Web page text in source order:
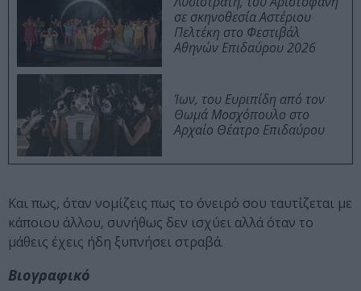
σε σκηνοθεσία Αστέριου
Πελτέκη στο Φεστιβάλ
Αθηνών Επιδαύρου 2026
Ίων, του Ευριπίδη από τον
Θωμά Μοσχόπουλο στο
Αρχαίο Θέατρο Επιδαύρου
Και πως, όταν νομίζεις πως το όνειρό σου ταυτίζεται με
κάποιου άλλου, συνήθως δεν ισχύει αλλά όταν το
μάθεις έχεις ήδη ξυπνήσει στραβά.
Βιογραφικό